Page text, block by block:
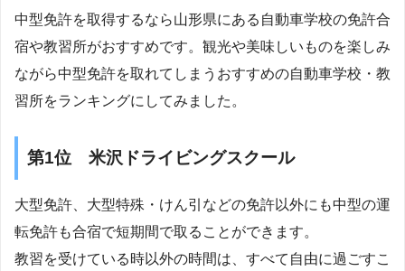
中型免許を取得するなら山形県にある自動車学校の免許合
宿や教習所がおすすめです。観光や美味しいものを楽しみ
ながら中型免許を取れてしまうおすすめの自動車学校・教
習所をランキングにしてみました。
第1位 米沢ドライビングスクール
大型免許、大型特殊・けん引などの免許以外にも中型の運
転免許も合宿で短期間で取ることができます。
教習を受けている時以外の時間は、すべて自由に過ごすこ